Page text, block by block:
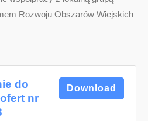
Rozwoju Obszarów Wiejskich
do
nr
Download